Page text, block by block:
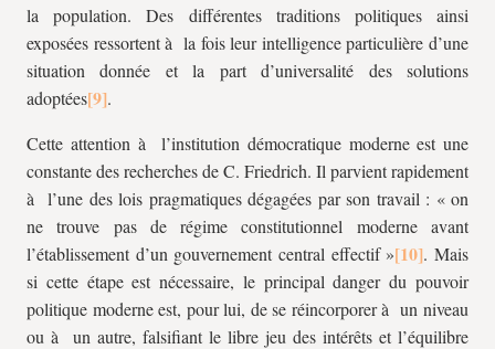
la population. Des différentes traditions politiques ainsi
exposées ressortent à la fois leur intelligence particulière d’une
situation donnée et la part d’universalité des solutions
adoptées
.
Cette attention à l’institution démocratique moderne est une
constante des recherches de C. Friedrich. Il parvient rapidement
à l’une des lois pragmatiques dégagées par son travail : « on
ne trouve pas de régime constitutionnel moderne avant
l’établissement d’un gouvernement central effectif »
. Mais
si cette étape est nécessaire, le principal danger du pouvoir
politique moderne est, pour lui, de se réincorporer à un niveau
ou à un autre, falsifiant le libre jeu des intérêts et l’équilibre